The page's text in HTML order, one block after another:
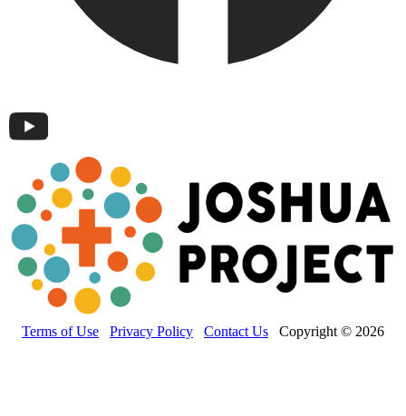
Terms of Use Privacy Policy Contact Us Copyright © 2026